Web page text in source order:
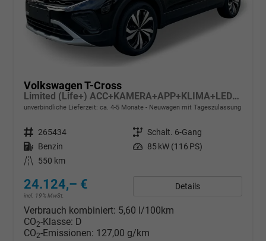
Volkswagen T-Cross
Limited (Life+) ACC+KAMERA+APP+KLIMA+LED+17'' ALU
unverbindliche Lieferzeit: ca. 4-5 Monate Neuwagen mit Tageszulassung
Fahrzeugnr. 265434 Getriebe Schalt. 6-Gang
Kraftstoff Benzin Leistung 85 kW (116 PS)
Kilometerstand
550 km
24.124,– €
incl. 19% MwSt.
Details
Verbrauch kombiniert: 5,60 l/100km
CO2-Klasse: D
CO2-Emissionen: 127,00 g/km